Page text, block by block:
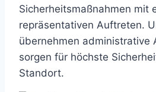
Sicherheitsmaßnahmen mit
repräsentativen Auftreten.
übernehmen administrative
sorgen für höchste
Standort.